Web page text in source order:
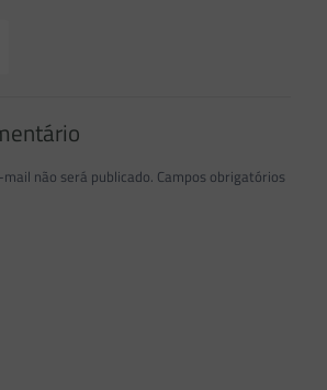
não será publicado. Campos obrigatórios